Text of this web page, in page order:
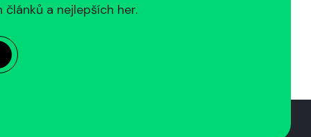
a nejlepších her.